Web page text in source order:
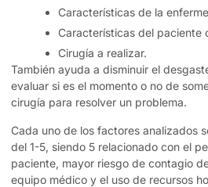
Características de la
Características del paciente
Cirugía a realizar.
También ayuda a disminuir el
evaluar si es el momento o no de
cirugía para resolver un problema.
Cada uno de los factores analizados
del 1-5, siendo 5 relacionado con el
paciente, mayor riesgo de contagio
equipo médico y el uso de recursos